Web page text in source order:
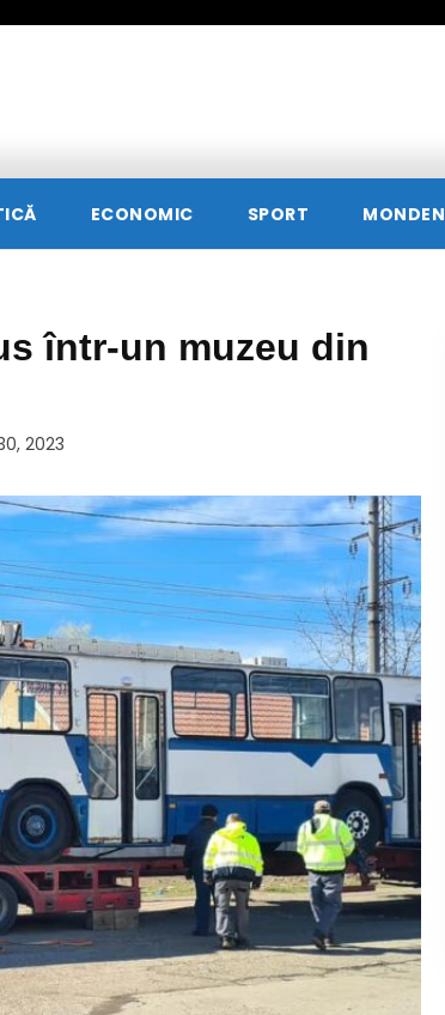
ECONOMIC SPORT MONDEN
într-un muzeu din
2023